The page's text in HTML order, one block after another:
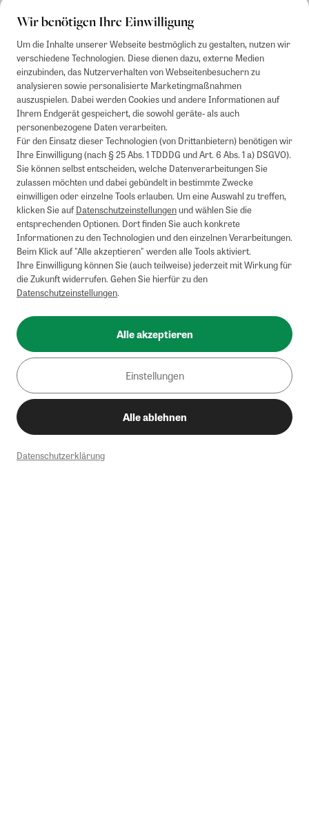
Wir benötigen Ihre Einwilligung
Um die Inhalte unserer Webseite bestmöglich zu gestalten, nutzen wir
verschiedene Technologien. Diese dienen dazu, externe Medien
einzubinden, das Nutzerverhalten von Webseitenbesuchern zu
analysieren sowie personalisierte Marketingmaßnahmen
auszuspielen. Dabei werden Cookies und andere Informationen auf
Ihrem Endgerät gespeichert, die sowohl geräte- als auch
personenbezogene Daten verarbeiten.
Für den Einsatz dieser Technologien (von Drittanbietern) benötigen wir
Ihre Einwilligung (nach § 25 Abs. 1 TDDDG und Art. 6 Abs. 1 a) DSGVO).
Sie können selbst entscheiden, welche Datenverarbeitungen Sie
zulassen möchten und dabei gebündelt in bestimmte Zwecke
einwilligen oder einzelne Tools erlauben. Um eine Auswahl zu treffen,
klicken Sie aufDatenschutzeinstellungenund wählen Sie die
entsprechenden Optionen. Dort finden Sie auch konkrete
Informationen zu den Technologien und den einzelnen Verarbeitungen.
Beim Klick auf "Alle akzeptieren" werden alle Tools aktiviert.
Ihre Einwilligung können Sie (auch teilweise) jederzeit mit Wirkung für
die Zukunft widerrufen. Gehen Sie hierfür zu den
Datenschutzeinstellungen.
Alle akzeptieren
Einstellungen
Alle ablehnen
Datenschutzerklärung